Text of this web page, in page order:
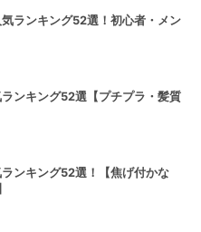
ランキング52選！初心者・メン
ンキング52選【プチプラ・髪質
ンキング52選！【焦げ付かな